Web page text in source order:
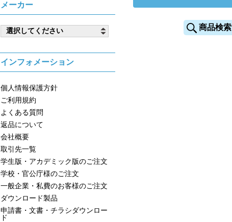
メーカー
インフォメーション
個人情報保護方針
ご利用規約
よくある質問
返品について
会社概要
取引先一覧
学生版・アカデミック版のご注文
学校・官公庁様のご注文
一般企業・私費のお客様のご注文
ダウンロード製品
申請書・文書・チラシダウンロー
ド
商品検索